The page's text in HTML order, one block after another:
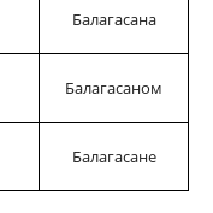
Балагасана
Балагасаном
Балагасане